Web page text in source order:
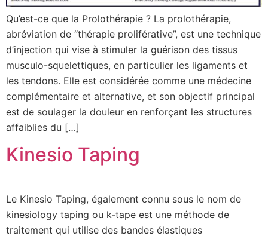
Qu’est-ce que la Prolothérapie ? La prolothérapie,
abréviation de “thérapie proliférative”, est une technique
d’injection qui vise à stimuler la guérison des tissus
musculo-squelettiques, en particulier les ligaments et
les tendons. Elle est considérée comme une médecine
complémentaire et alternative, et son objectif principal
est de soulager la douleur en renforçant les structures
affaiblies du […]
Kinesio Taping
Le Kinesio Taping, également connu sous le nom de
kinesiology taping ou k-tape est une méthode de
traitement qui utilise des bandes élastiques